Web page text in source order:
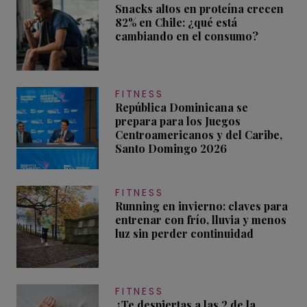
Snacks altos en proteína crecen
82% en Chile: ¿qué está
cambiando en el consumo?
FITNESS
República Dominicana se
prepara para los Juegos
Centroamericanos y del Caribe,
Santo Domingo 2026
FITNESS
Running en invierno: claves para
entrenar con frío, lluvia y menos
luz sin perder continuidad
FITNESS